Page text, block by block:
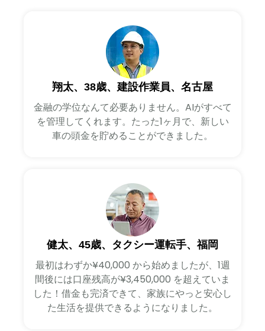
翔太、38歳、建設作業員、名古屋
金融の学位なんて必要ありません。AIがすべて
を管理してくれます。たった1ヶ月で、新しい
車の頭金を貯めることができました。
健太、45歳、タクシー運転手、福岡
最初はわずか¥40,000 から始めましたが、1週
間後には口座残高が¥3,450,000 を超えていま
した！借金も完済できて、家族にやっと安心し
た生活を提供できるようになりました。